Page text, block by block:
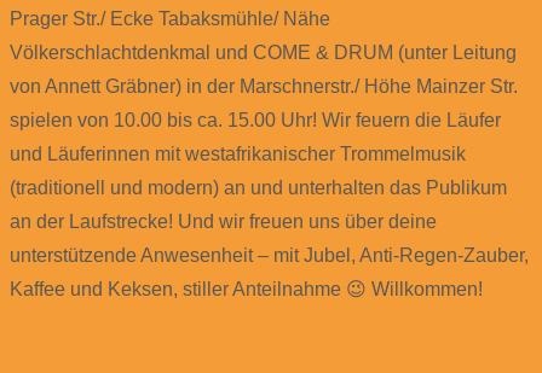
Prager Str./ Ecke Tabaksmühle/ Nähe
Völkerschlachtdenkmal und COME & DRUM (unter Leitung
von Annett Gräbner) in der Marschnerstr./ Höhe Mainzer Str.
spielen von 10.00 bis ca. 15.00 Uhr! Wir feuern die Läufer
und Läuferinnen mit westafrikanischer Trommelmusik
(traditionell und modern) an und unterhalten das Publikum
an der Laufstrecke! Und wir freuen uns über deine
unterstützende Anwesenheit – mit Jubel, Anti-Regen-Zauber,
Kaffee und Keksen, stiller Anteilnahme 😉 Willkommen!